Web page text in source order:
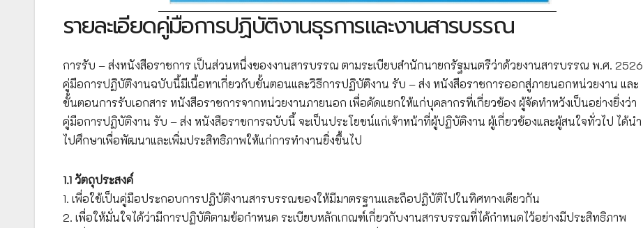
รายละเอียดคู่มือการปฏิบัติงานธุรการและงานสารบรรณ
การรับ – ส่งหนังสือราชการ เป็นส่วนหนึ่งของงานสารบรรณ ตามระเบียบสำนักนายกรัฐมนตรีว่าด้วยงานสารบรรณ พ.ศ. 2526
คู่มือการปฏิบัติงานฉบับนี้มีเนื้อหาเกี่ยวกับขั้นตอนและวิธีการปฏิบัติงาน รับ – ส่ง หนังสือราชการออกสู่ภายนอกหน่วยงาน และ
ขั้นตอนการรับเอกสาร หนังสือราชการจากหน่วยงานภายนอก เพื่อคัดแยกให้แก่บุคลากรที่เกี่ยวข้อง ผู้จัดทำหวังเป็นอย่างยิ่งว่า
คู่มือการปฏิบัติงาน รับ – ส่ง หนังสือราชการฉบับนี้ จะเป็นประโยชน์แก่เจ้าหน้าที่ผู้ปฏิบัติงาน ผู้เกี่ยวข้องและผู้สนใจทั่วไป ได้นำ
ไปศึกษาเพื่อพัฒนาและเพิ่มประสิทธิภาพให้แก่การทำงานยิ่งขึ้นไป
1.1 วัตถุประสงค์
1. เพื่อใช้เป็นคู่มือประกอบการปฏิบัติงานสารบรรณของให้มีมาตรฐานและถือปฏิบัติไปในทิศทางเดียวกัน
2. เพื่อให้มั่นใจได้ว่ามีการปฏิบัติตามข้อกำหนด ระเบียบหลักเกณฑ์เกี่ยวกับงานสารบรรณที่ได้กำหนดไว้อย่างมีประสิทธิภาพ